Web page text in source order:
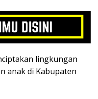
lingkungan
anak di Kabupaten